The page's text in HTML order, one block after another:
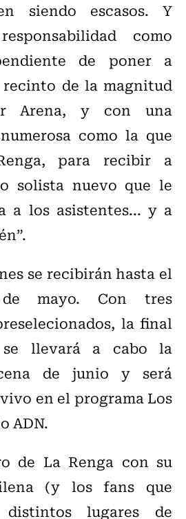
siendo escasos. Y
como
de poner a
de la magnitud
Arena, y con una
como la que
para recibir a
solista nuevo que le
a los asistentes... y a
se recibirán hasta el
mayo. Con tres
la final
llevará a cabo la
de junio y será
en el programa Los
ADN.
de La Renga con su
(y los fans que
lugares de